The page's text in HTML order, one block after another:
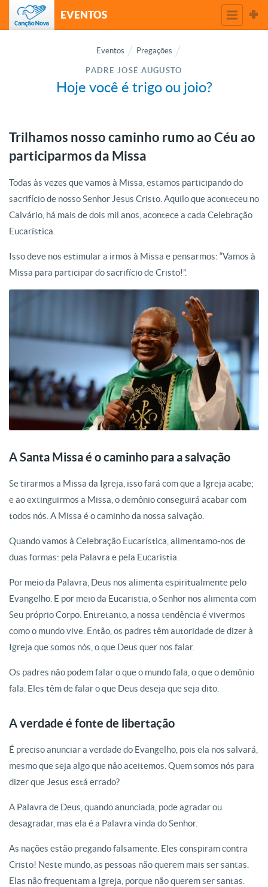
EVENTOS
Eventos Pregações
PADRE JOSÉ AUGUSTO
Hoje você é trigo ou joio?
Trilhamos nosso caminho rumo ao Céu ao
participarmos da Missa
Todas às vezes que vamos à Missa, estamos participando do
sacrifício de nosso Senhor Jesus Cristo. Aquilo que aconteceu no
Calvário, há mais de dois mil anos, acontece a cada Celebração
Eucarística.
Isso deve nos estimular a irmos à Missa e pensarmos: “Vamos à
Missa para participar do sacrifício de Cristo!”.
A Santa Missa é o caminho para a salvação
Se tirarmos a Missa da Igreja, isso fará com que a Igreja acabe;
e ao extinguirmos a Missa, o demônio conseguirá acabar com
todos nós. A Missa é o caminho da nossa salvação.
Quando vamos à Celebração Eucarística, alimentamo-nos de
duas formas: pela Palavra e pela Eucaristia.
Por meio da Palavra, Deus nos alimenta espiritualmente pelo
Evangelho. E por meio da Eucaristia, o Senhor nos alimenta com
Seu próprio Corpo. Entretanto, a nossa tendência é vivermos
como o mundo vive. Então, os padres têm autoridade de dizer à
Igreja que somos nós, o que Deus quer nos falar.
Os padres não podem falar o que o mundo fala, o que o demônio
fala. Eles têm de falar o que Deus deseja que seja dito.
A verdade é fonte de libertação
É preciso anunciar a verdade do Evangelho, pois ela nos salvará,
mesmo que seja algo que não aceitemos. Quem somos nós para
dizer que Jesus está errado?
A Palavra de Deus, quando anunciada, pode agradar ou
desagradar, mas ela é a Palavra vinda do Senhor.
As nações estão pregando falsamente. Eles conspiram contra
Cristo! Neste mundo, as pessoas não querem mais ser santas.
Elas não frequentam a Igreja, porque não querem ser santas.